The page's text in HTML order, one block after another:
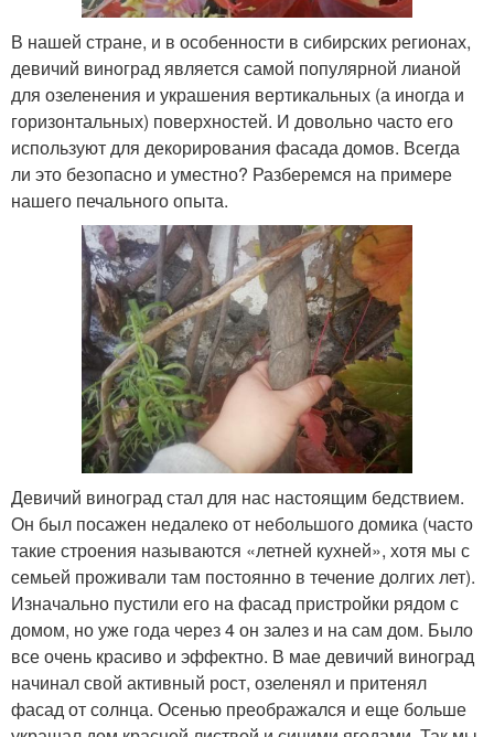
В нашей стране, и в особенности в сибирских регионах,
девичий виноград является самой популярной лианой
для озеленения и украшения вертикальных (а иногда и
горизонтальных) поверхностей. И довольно часто его
используют для декорирования фасада домов. Всегда
ли это безопасно и уместно? Разберемся на примере
нашего печального опыта.
Девичий виноград стал для нас настоящим бедствием.
Он был посажен недалеко от небольшого домика (часто
такие строения называются «летней кухней», хотя мы с
семьей проживали там постоянно в течение долгих лет).
Изначально пустили его на фасад пристройки рядом с
домом, но уже года через 4 он залез и на сам дом. Было
все очень красиво и эффектно. В мае девичий виноград
начинал свой активный рост, озеленял и притенял
фасад от солнца. Осенью преображался и еще больше